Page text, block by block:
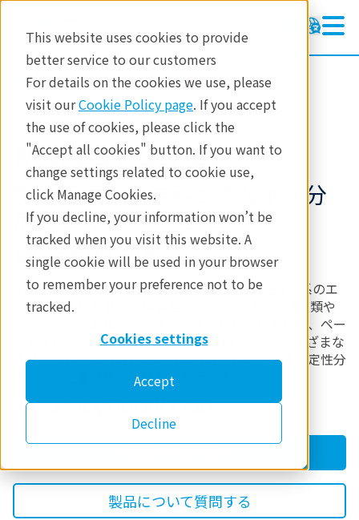
This website uses cookies to provide
better service to our customers
For details on the cookies we use, please
visit ourCookie Policy page. If you accept
the use of cookies, please click the
"Accept all cookies" button. If you want to
change settings related to cookie use,
click Manage Cookies.
If you decline, your information won’t be
tracked when you visit this website. A
single cookie will be used in your browser
to remember your preference not to be
tracked.
Cookies settings
Accept
Decline
製品
蛍光X線分析
エネルギー分散型蛍光X線分析
NEX CG II Series
次世代偏光光学系エネルギー分
散型蛍光X線分析装置
進化した元素分析装置
NEX CG II Seriesは、分析精度を重視した偏光光学系のエ
ネルギー分散型蛍光 X 線装置 (EDXRF) です。各種油類や
液体、固体、金属、ポリマー、生体試料、粉末試料、ペー
スト試料、コーティング試料、薄膜試料など、さまざまな
種類の試料の主成分および微量成分に対し、迅速に定性分
析および定量分析や膜厚測定を行います。
【中小企業経営強化税制対象製品】
製品について質問する